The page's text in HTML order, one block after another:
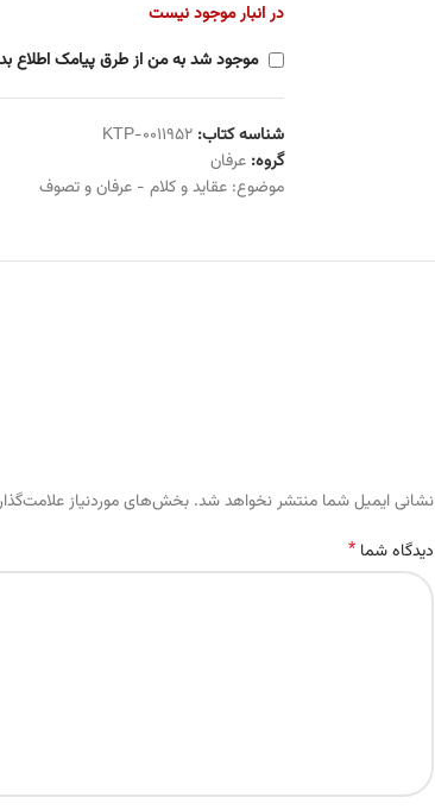
در انبار موجود نیست
موجود شد به من از طرق پیامک اطلاع
شناسه کتاب:KTP-0011952
گروه: عرفان
موضوع:عقاید و کلام - عرفان و تصوف
نشانی ایمیل شما منتشر نخواهد شد. بخش‌های موردنیاز
دیدگاه شما *